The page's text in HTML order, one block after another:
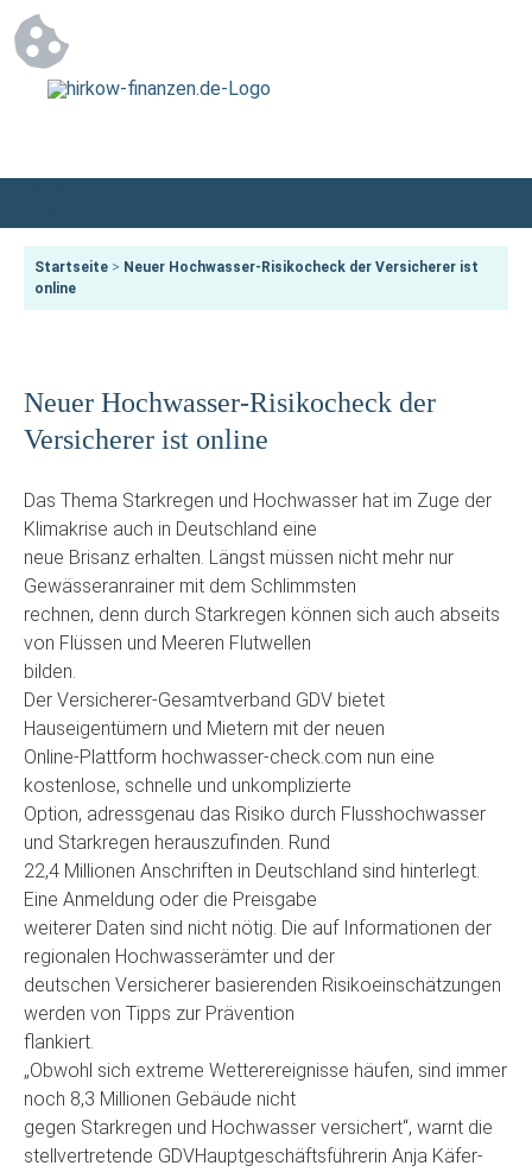
Startseite > Neuer Hochwasser-Risikocheck der Versicherer ist
online
Neuer Hochwasser-Risikocheck der
Versicherer ist online
Das Thema Starkregen und Hochwasser hat im Zuge der
Klimakrise auch in Deutschland eine
neue Brisanz erhalten. Längst müssen nicht mehr nur
Gewässeranrainer mit dem Schlimmsten
rechnen, denn durch Starkregen können sich auch abseits
von Flüssen und Meeren Flutwellen
bilden.
Der Versicherer-Gesamtverband GDV bietet
Hauseigentümern und Mietern mit der neuen
Online-Plattform hochwasser-check.com nun eine
kostenlose, schnelle und unkomplizierte
Option, adressgenau das Risiko durch Flusshochwasser
und Starkregen herauszufinden. Rund
22,4 Millionen Anschriften in Deutschland sind hinterlegt.
Eine Anmeldung oder die Preisgabe
weiterer Daten sind nicht nötig. Die auf Informationen der
regionalen Hochwasserämter und der
deutschen Versicherer basierenden Risikoeinschätzungen
werden von Tipps zur Prävention
flankiert.
„Obwohl sich extreme Wetterereignisse häufen, sind immer
noch 8,3 Millionen Gebäude nicht
gegen Starkregen und Hochwasser versichert“, warnt die
stellvertretende GDVHauptgeschäftsführerin Anja Käfer-